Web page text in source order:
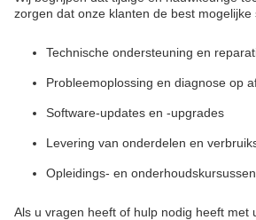
zorgen dat onze klanten de best
Technische ondersteuning en
Probleemoplossing en diagnose op
Software-updates en -upgrades
Levering van onderdelen en
Opleidings- en onderhoudskursussen
Als u vragen heeft of hulp nodig heeft